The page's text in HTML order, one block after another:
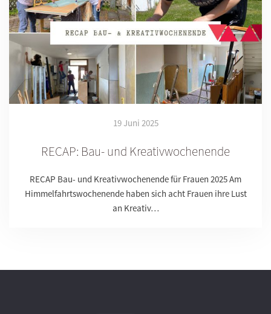
19 Juni 2025
RECAP: Bau- und Kreativwochenende
RECAP Bau- und Kreativwochenende für Frauen 2025 Am
Himmelfahrtswochenende haben sich acht Frauen ihre Lust
an Kreativ…